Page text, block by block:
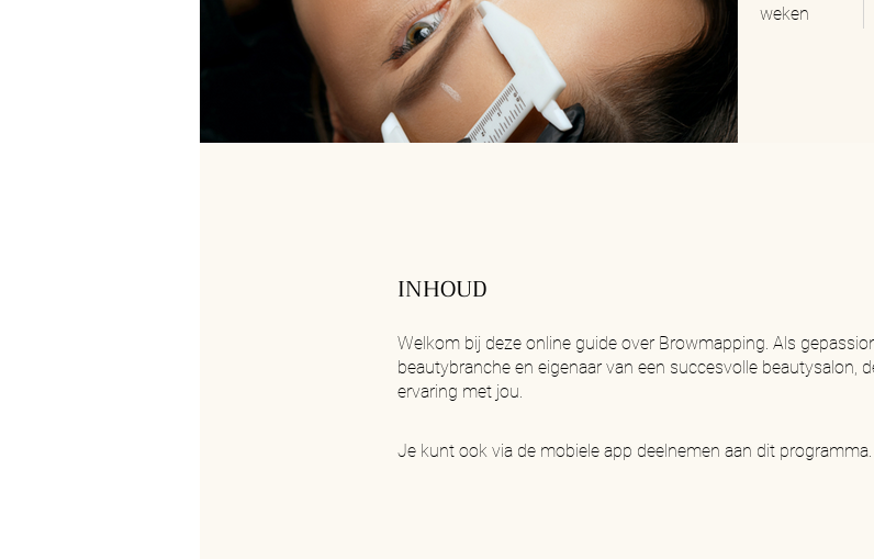
weken
INHOUD
Welkom bij deze online guide over Browmapping. Als
beautybranche en eigenaar van een succesvolle beautysalon,
Je kunt ook via de mobiele app deelnemen aan dit programma.